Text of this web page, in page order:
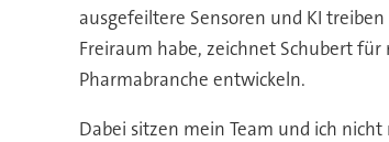
ausgefeiltere Sensoren und KI
Freiraum habe, zeichnet Schubert
Pharmabranche entwickeln.
Dabei sitzen mein Team und ich